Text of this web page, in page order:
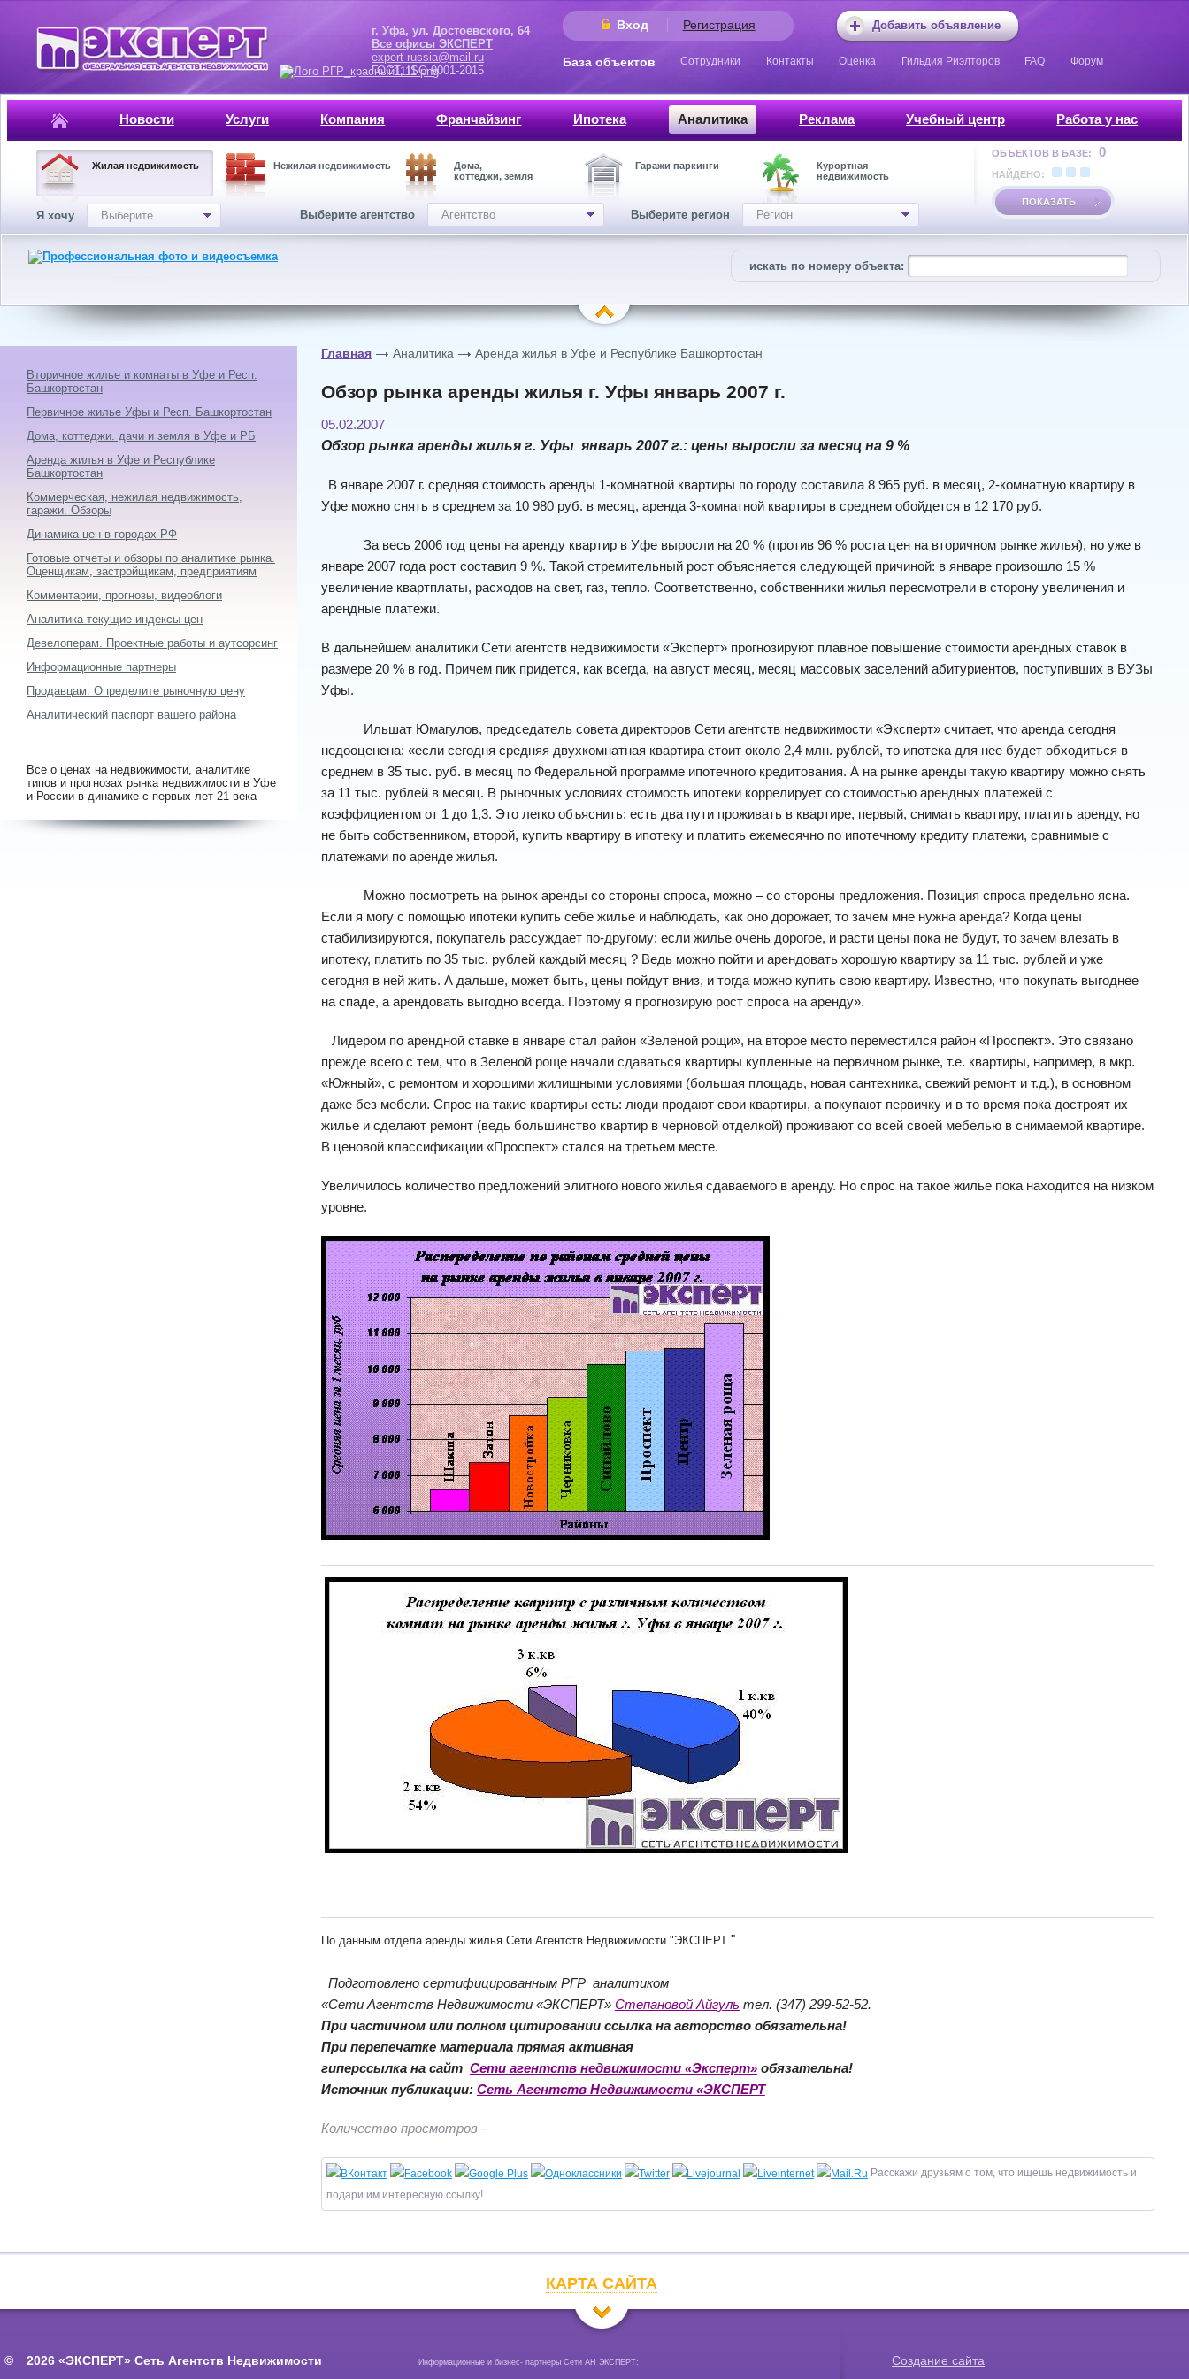
Добавить объявление
Вход Регистрация
г. Уфа, ул. Достоевского, 64
Все офисы ЭКСПЕРТ
expert-russia@mail.ru
ГОСТ, ISO 9001-2015
База объектов Сотрудники Контакты Оценка Гильдия Риэлторов FAQ Форум
Новости Услуги Компания Франчайзинг Ипотека Аналитика Реклама Учебный центр Работа у нас
Жилая недвижимость Нежилая недвижимость
Дома,
коттеджи, земля
Гаражи паркинги
Курортная
недвижимость
Я хочу Выберите Выберите агентство Агентство Выберите регион Регион
ОБЪЕКТОВ В БАЗЕ: 0
НАЙДЕНО:
ПОКАЗАТЬ
искать по номеру объекта:
Главная Аналитика Аренда жилья в Уфе и Республике Башкортостан
Обзор рынка аренды жилья г. Уфы январь 2007 г.
05.02.2007
Обзор рынка аренды жилья г. Уфы январь 2007 г.: цены выросли за месяц на 9 %
В январе 2007 г. средняя стоимость аренды 1-комнатной квартиры по городу составила 8 965 руб. в месяц, 2-комнатную квартиру в
Уфе можно снять в среднем за 10 980 руб. в месяц, аренда 3-комнатной квартиры в среднем обойдется в 12 170 руб.
За весь 2006 год цены на аренду квартир в Уфе выросли на 20 % (против 96 % роста цен на вторичном рынке жилья), но уже в
январе 2007 года рост составил 9 %. Такой стремительный рост объясняется следующей причиной: в январе произошло 15 %
увеличение квартплаты, расходов на свет, газ, тепло. Соответственно, собственники жилья пересмотрели в сторону увеличения и
арендные платежи.
В дальнейшем аналитики Сети агентств недвижимости «Эксперт» прогнозируют плавное повышение стоимости арендных ставок в
размере 20 % в год. Причем пик придется, как всегда, на август месяц, месяц массовых заселений абитуриентов, поступивших в ВУЗы
Уфы.
Ильшат Юмагулов, председатель совета директоров Сети агентств недвижимости «Эксперт» считает, что аренда сегодня
недооценена: «если сегодня средняя двухкомнатная квартира стоит около 2,4 млн. рублей, то ипотека для нее будет обходиться в
среднем в 35 тыс. руб. в месяц по Федеральной программе ипотечного кредитования. А на рынке аренды такую квартиру можно снять
за 11 тыс. рублей в месяц. В рыночных условиях стоимость ипотеки коррелирует со стоимостью арендных платежей с
коэффициентом от 1 до 1,3. Это легко объяснить: есть два пути проживать в квартире, первый, снимать квартиру, платить аренду, но
не быть собственником, второй, купить квартиру в ипотеку и платить ежемесячно по ипотечному кредиту платежи, сравнимые с
платежами по аренде жилья.
Можно посмотреть на рынок аренды со стороны спроса, можно – со стороны предложения. Позиция спроса предельно ясна.
Если я могу с помощью ипотеки купить себе жилье и наблюдать, как оно дорожает, то зачем мне нужна аренда? Когда цены
стабилизируются, покупатель рассуждает по-другому: если жилье очень дорогое, и расти цены пока не будут, то зачем влезать в
ипотеку, платить по 35 тыс. рублей каждый месяц ? Ведь можно пойти и арендовать хорошую квартиру за 11 тыс. рублей и уже
сегодня в ней жить. А дальше, может быть, цены пойдут вниз, и тогда можно купить свою квартиру. Известно, что покупать выгоднее
на спаде, а арендовать выгодно всегда. Поэтому я прогнозирую рост спроса на аренду».
Лидером по арендной ставке в январе стал район «Зеленой рощи», на второе место переместился район «Проспект». Это связано
прежде всего с тем, что в Зеленой роще начали сдаваться квартиры купленные на первичном рынке, т.е. квартиры, например, в мкр.
«Южный», с ремонтом и хорошими жилищными условиями (большая площадь, новая сантехника, свежий ремонт и т.д.), в основном
даже без мебели. Спрос на такие квартиры есть: люди продают свои квартиры, а покупают первичку и в то время пока достроят их
жилье и сделают ремонт (ведь большинство квартир в черновой отделкой) проживают со всей своей мебелью в снимаемой квартире.
В ценовой классификации «Проспект» стался на третьем месте.
Увеличилось количество предложений элитного нового жилья сдаваемого в аренду. Но спрос на такое жилье пока находится на низком
уровне.
По данным отдела аренды жилья Сети Агентств Недвижимости "ЭКСПЕРТ"
Подготовлено сертифицированным РГР аналитиком
«Сети Агентств Недвижимости «ЭКСПЕРТ» Степановой Айгуль тел. (347) 299-52-52.
При частичном или полном цитировании ссылка на авторство обязательна!
При перепечатке материала прямая активная
гиперссылка на сайт Сети агентств недвижимости «Эксперт»обязательна!
Источник публикации: Сеть Агентств Недвижимости «ЭКСПЕРТ
Количество просмотров -
Расскажи друзьям о том, что ищешь недвижимость и
подари им интересную ссылку!
Вторичное жилье и комнаты в Уфе и Респ.
Башкортостан
Первичное жилье Уфы и Респ. Башкортостан
Дома, коттеджи. дачи и земля в Уфе и РБ
Аренда жилья в Уфе и Республике
Башкортостан
Коммерческая, нежилая недвижимость,
гаражи. Обзоры
Динамика цен в городах РФ
Готовые отчеты и обзоры по аналитике рынка.
Оценщикам, застройщикам, предприятиям
Комментарии, прогнозы, видеоблоги
Аналитика текущие индексы цен
Девелоперам. Проектные работы и аутсорсинг
Информационные партнеры
Продавцам. Определите рыночную цену
Аналитический паспорт вашего района
Все о ценах на недвижимости, аналитике
типов и прогнозах рынка недвижимости в Уфе
и России в динамике с первых лет 21 века
КАРТА САЙТА
Информационные и бизнес- партнеры Сети АН ЭКСПЕРТ:
2026 «ЭКСПЕРТ» Сеть Агентств Недвижимости Создание сайта